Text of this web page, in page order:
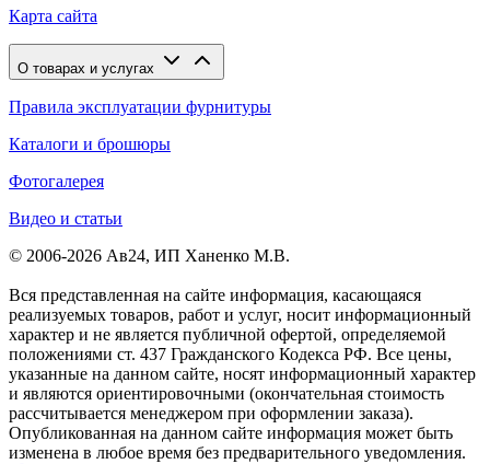
Карта сайта
О товарах и услугах
Правила эксплуатации фурнитуры
Каталоги и брошюры
Фотогалерея
Видео и статьи
© 2006-2026 Ав24, ИП Ханенко М.В.
Вся представленная на сайте информация, касающаяся
реализуемых товаров, работ и услуг, носит информационный
характер и не является публичной офертой, определяемой
положениями ст. 437 Гражданского Кодекса РФ. Все цены,
указанные на данном сайте, носят информационный характер
и являются ориентировочными (окончательная стоимость
рассчитывается менеджером при оформлении заказа).
Опубликованная на данном сайте информация может быть
изменена в любое время без предварительного уведомления.